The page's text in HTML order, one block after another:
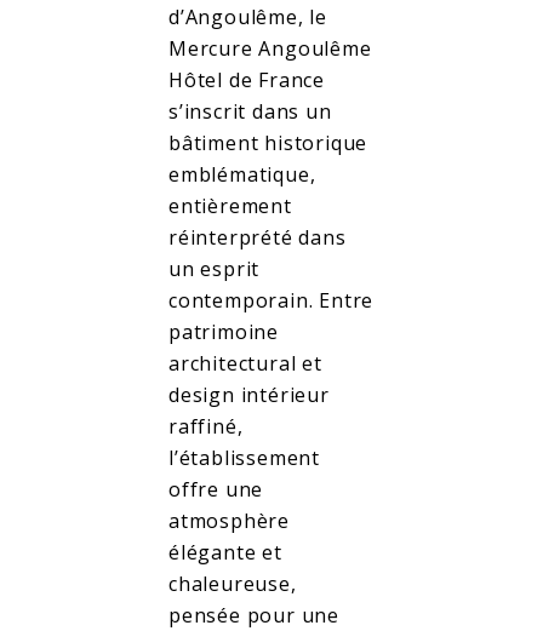
d’Angoulême, le
Mercure Angoulême
Hôtel de France
s’inscrit dans un
bâtiment historique
emblématique,
entièrement
réinterprété dans
un esprit
contemporain. Entre
patrimoine
architectural et
design intérieur
raffiné,
l’établissement
offre une
atmosphère
élégante et
chaleureuse,
pensée pour une